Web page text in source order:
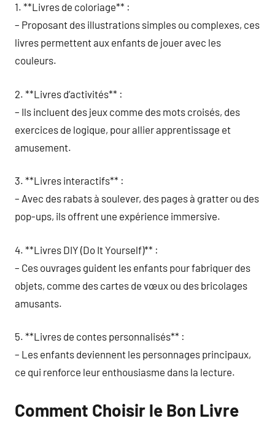
1. **Livres de coloriage** :
– Proposant des illustrations simples ou complexes, ces
livres permettent aux enfants de jouer avec les
couleurs.
2. **Livres d’activités** :
– Ils incluent des jeux comme des mots croisés, des
exercices de logique, pour allier apprentissage et
amusement.
3. **Livres interactifs** :
– Avec des rabats à soulever, des pages à gratter ou des
pop-ups, ils offrent une expérience immersive.
4. **Livres DIY (Do It Yourself)** :
– Ces ouvrages guident les enfants pour fabriquer des
objets, comme des cartes de vœux ou des bricolages
amusants.
5. **Livres de contes personnalisés** :
– Les enfants deviennent les personnages principaux,
ce qui renforce leur enthousiasme dans la lecture.
Comment Choisir le Bon Livre